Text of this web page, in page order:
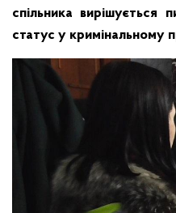
спільника вирішується
статус у кримінальному